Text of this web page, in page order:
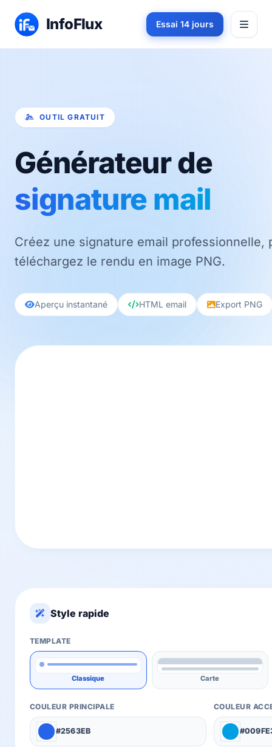
InfoFlux Essai 14 jours
OUTIL GRATUIT
Générateur de
signature mail
Créez une signature email
téléchargez le rendu en image PNG.
Aperçu instantané HTML email Export PNG
Style rapide
TEMPLATE
Classique Carte
COULEUR PRINCIPALE
#2563EB
COULEUR